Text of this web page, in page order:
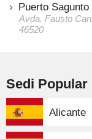
Puerto Sagunto
Avda. Fausto
46520
Sedi
Alicante